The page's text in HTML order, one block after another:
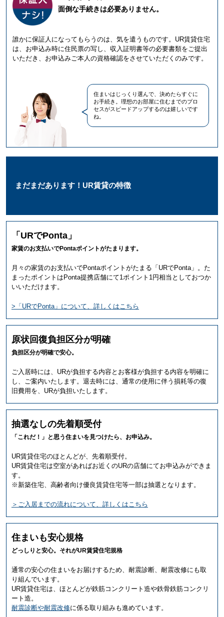
面倒な手続きは必要ありません。
誰かに保証人になってもらうのは、気を遣うものです。UR賃貸住宅
は、お申込み時に住民票の写し、収入証明書等の必要書類をご提出
いただき、お申込みご本人の資格確認をさせていただくのみです。
住まいはじっくり選んで、決めたらすぐに
お手続き。理想のお部屋に住むまでのプロ
セスがスピードアップするのは嬉しいです
ね。
まだまだあります！UR賃貸の特徴
「URでPonta」
家賃のお支払いでPontaポイントがたまります。
月々の家賃のお支払いでPontaポイントがたまる「URでPonta」。た
まったポイントはPonta提携店舗にて1ポイント1円相当としておつか
いいただけます。
>「URでPonta」について、詳しくはこちら
原状回復負担区分が明確
負担区分が明確で安心。
ご入居時には、URが負担する内容とお客様が負担する内容を明確に
し、ご案内いたします。退去時には、通常の使用に伴う損耗等の復
旧費用を、URが負担いたします。
抽選なしの先着順受付
「これだ！」と思う住まいを見つけたら、お申込み。
UR賃貸住宅のほとんどが、先着順受付。
UR賃貸住宅は空室があればお近くのURの店舗にてお申込みができま
す。
※新築住宅、高齢者向け優良賃貸住宅等一部は抽選となります。
＞ご入居までの流れについて、詳しくはこちら
住まいも安心規格
どっしりと安心。それがUR賃貸住宅規格
通常の安心の住まいをお届けするため、耐震診断、耐震改修にも取
り組んでいます。
UR賃貸住宅は、ほとんどが鉄筋コンクリート造や鉄骨鉄筋コンクリ
ート造。
耐震診断や耐震改修に係る取り組みも進めています。